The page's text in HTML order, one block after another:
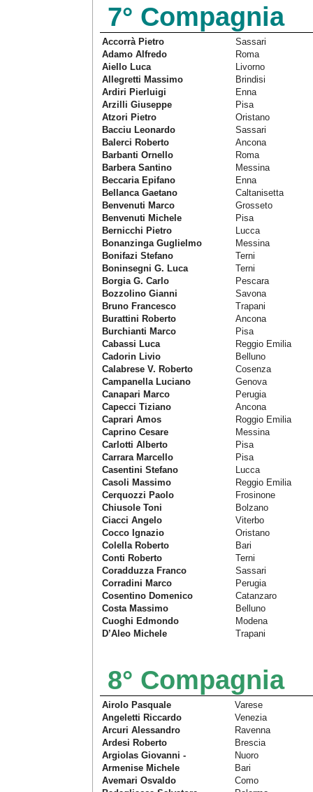
7° Compagnia
Accorrà Pietro
Sassari
Adamo Alfredo
Roma
Aiello Luca
Livorno
Allegretti Massimo
Brindisi
Ardiri Pierluigi
Enna
Arzilli Giuseppe
Pisa
Atzori Pietro
Oristano
Bacciu Leonardo
Sassari
Balerci Roberto
Ancona
Barbanti Ornello
Roma
Barbera Santino
Messina
Beccaria Epifano
Enna
Bellanca Gaetano
Caltanisetta
Benvenuti Marco
Grosseto
Benvenuti Michele
Pisa
Bernicchi Pietro
Lucca
Bonanzinga Guglielmo
Messina
Bonifazi Stefano
Terni
Boninsegni G. Luca
Terni
Borgia G. Carlo
Pescara
Bozzolino Gianni
Savona
Bruno Francesco
Trapani
Burattini Roberto
Ancona
Burchianti Marco
Pisa
Cabassi Luca
Reggio Emilia
Cadorin Livio
Belluno
Calabrese V. Roberto
Cosenza
Campanella Luciano
Genova
Canapari Marco
Perugia
Capecci Tiziano
Ancona
Caprari Amos
Roggio Emilia
Caprino Cesare
Messina
Carlotti Alberto
Pisa
Carrara Marcello
Pisa
Casentini Stefano
Lucca
Casoli Massimo
Reggio Emilia
Cerquozzi Paolo
Frosinone
Chiusole Toni
Bolzano
Ciacci Angelo
Viterbo
Cocco Ignazio
Oristano
Colella Roberto
Bari
Conti Roberto
Terni
Coradduzza Franco
Sassari
Corradini Marco
Perugia
Cosentino Domenico
Catanzaro
Costa Massimo
Belluno
Cuoghi Edmondo
Modena
D’Aleo Michele
Trapani
8° Compagnia
Airolo Pasquale
Varese
Angeletti Riccardo
Venezia
Arcuri Alessandro
Ravenna
Ardesi Roberto
Brescia
Argiolas Giovanni -
Nuoro
Armenise Michele
Bari
Avemari Osvaldo
Como